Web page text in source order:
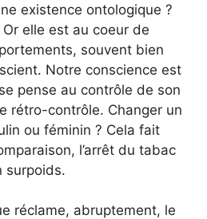
existence ontologique ?
Or elle est au coeur de
souvent bien
Notre conscience est
pense au contrôle de son
rétro-contrôle. Changer un
ou féminin ? Cela fait
l’arrêt du tabac
surpoids.
réclame, abruptement, le